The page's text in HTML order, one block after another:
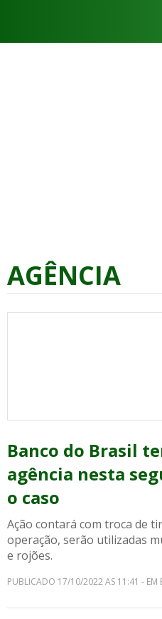
AGÊNCIA
Banco do Brasil
agência nesta
o caso
Ação contará com troca de
operação, serão utilizadas
e rojões.
PUBLICADO 17/10/2022 AS 11:41 - EM